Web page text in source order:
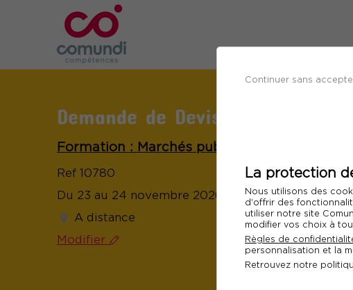
Continuer sans
La protection
Nous utilisons des
d'offrir des
utiliser notre site
modifier vos choix à
Règles de
personnalisation et la
Retrouvez notre
Demande de Devis
Formation : Marchés publics de travaux
Ref 10780
Du 23 au 24 novembre 2026
A distance
Modifier